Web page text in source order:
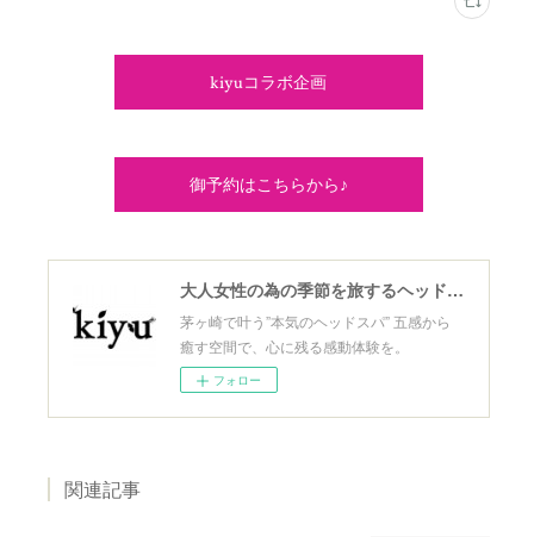
kiyuコラボ企画
御予約はこちらから♪
大人女性の為の季節を旅するヘッドスパ
茅ヶ崎で叶う”本気のヘッドスパ” 五感から
癒す空間で、心に残る感動体験を。
フォロー
関連記事